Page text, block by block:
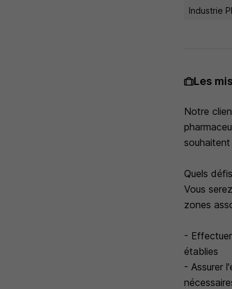
Industrie
Les
Notre
Quels
Vous
zones
-
établies
- Assurer